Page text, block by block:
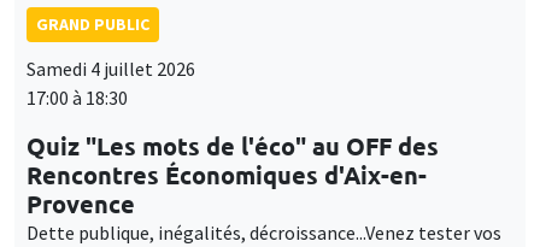
GRAND PUBLIC
Samedi 4 juillet 2026
17:00 à 18:30
Quiz "Les mots de l'éco" au OFF des
Rencontres Économiques d'Aix-en-
Provence
Dette publique, inégalités, décroissance...Venez tester vos